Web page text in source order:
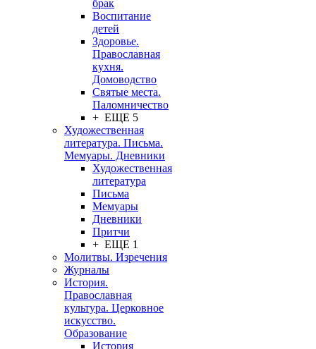
брак
Воспитание
детей
Здоровье.
Православная
кухня.
Домоводство
Святые места.
Паломничество
+ ЕЩЕ 5
Художественная
литература. Письма.
Мемуары. Дневники
Художественная
литература
Письма
Мемуары
Дневники
Притчи
+ ЕЩЕ 1
Молитвы. Изречения
Журналы
История.
Православная
культура. Церковное
искусство.
Образование
История